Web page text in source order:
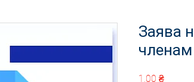
Заява
членам
1,00 ₴Ціна